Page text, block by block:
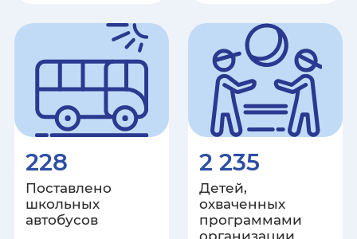
Томская область
Тульская область
Республика Тыва
Тюменская область
Удмуртская Республика
228
Поставлено
школьных
автобусов
2 235
Детей,
охваченных
программами
организации